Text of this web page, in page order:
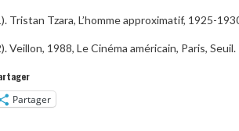
Tristan Tzara, L’homme approximatif, 1925-
Veillon, 1988, Le Cinéma américain, Paris, Seuil.
Partager